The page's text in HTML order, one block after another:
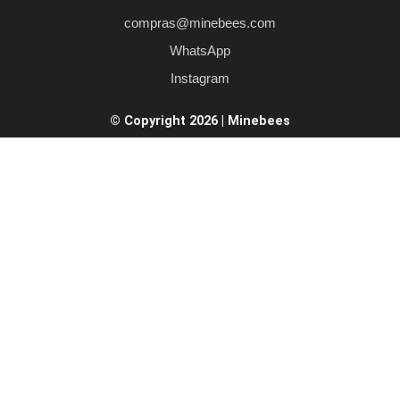
compras@minebees.com
WhatsApp
Instagram
© Copyright 2026 | Minebees​